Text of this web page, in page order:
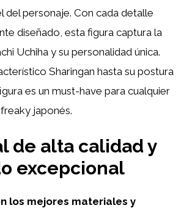
del personaje. Con cada detalle
diseñado, esta figura captura la
Uchiha y su personalidad única.
Sharingan hasta su postura
es un must-have para cualquier
japonés.
de alta calidad y
excepcional
los mejores materiales y